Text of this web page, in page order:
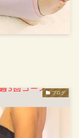
ブログ